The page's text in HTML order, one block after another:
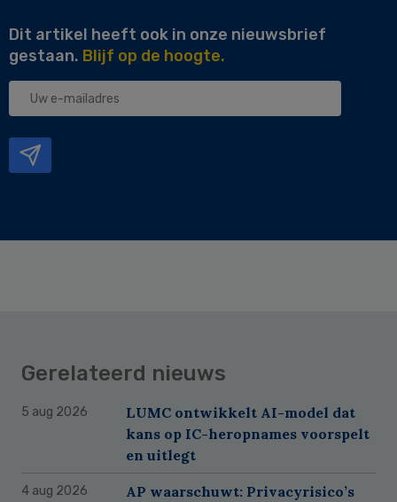
Dit artikel heeft ook in onze nieuwsbrief
gestaan. Blijf op de hoogte.
Uw
Gerelateerd nieuws
5 aug 2026
LUMC ontwikkelt AI-model dat
kans op IC-heropnames voorspelt
en uitlegt
4 aug 2026 AP waarschuwt: Privacyrisico’s